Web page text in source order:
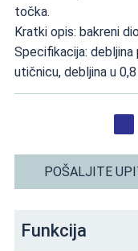
točka.
Kratki opis: bakreni
Specifikacija: debljina
utičnicu, debljina u
POŠALJITE
Funkcija